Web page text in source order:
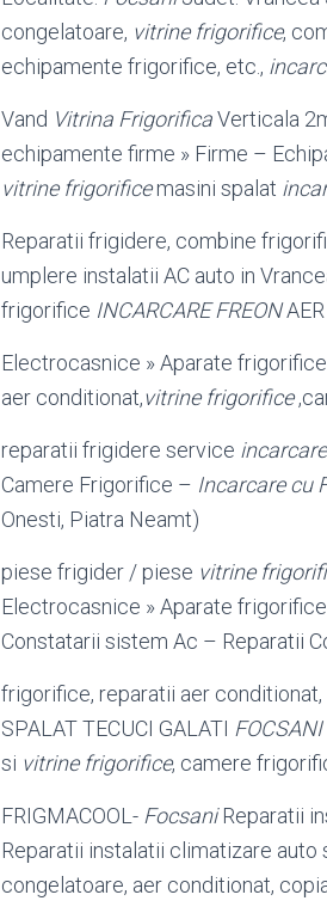
congelatoare, vitrine frigorifice,
echipamente frigorifice, etc.,
Vand Vitrina FrigorificaVerticala
echipamente firme » Firme –
vitrine frigorificemasini spalat
Reparatii frigidere, combine
umplere instalatii AC auto in
frigorifice INCARCARE FREON
Electrocasnice » Aparate
aer conditionat,vitrine frigorifice
reparatii frigidere service
Camere Frigorifice – Incarcare cu
Onesti, Piatra Neamt)
piese frigider / piese vitrine
Electrocasnice » Aparate
Constatarii sistem Ac – Reparatii
frigorifice, reparatii aer conditionat,
SPALAT TECUCI GALATI FOCSANI
si vitrine frigorifice, camere
FRIGMACOOL- FocsaniReparatii
Reparatii instalatii climatizare auto
congelatoare, aer conditionat,